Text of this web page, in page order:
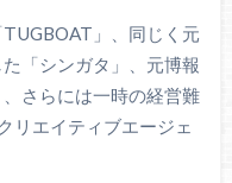
」、同じく元
「シンガタ」、元博報
さらには一時の経営難
リエイティブエージェ